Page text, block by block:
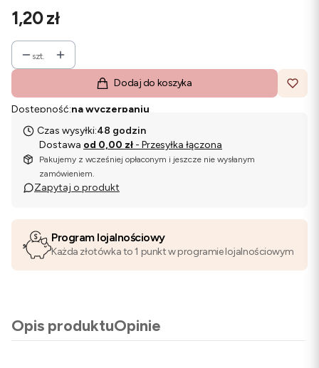
Cena
1,20 zł
szt.
Dodaj do koszyka
Dostępność:na wyczerpaniu
Czas wysyłki:48 godzin
Dostawa od 0,00 zł - Przesyłka łączona
Pakujemy z wcześniej opłaconym i jeszcze nie wysłanym
zamówieniem.
Zapytaj o produkt
Program lojalnościowy
Każda złotówka to 1 punkt w programie lojalnościowym
Opis produktuOpinie